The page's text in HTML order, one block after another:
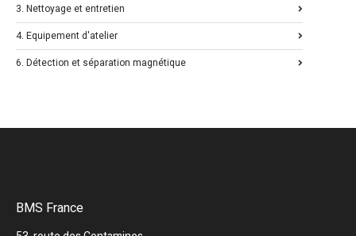
3. Nettoyage et entretien
4. Equipement d'atelier
6. Détection et séparation magnétique
BMS France